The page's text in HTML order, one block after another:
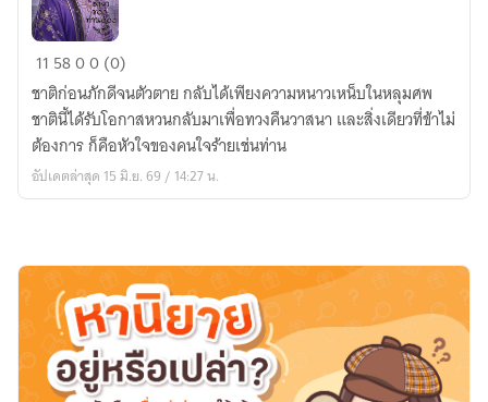
งอ
วี้
ครา
มิ
ขอ
เป็น
ชายา
อ๋อง
11 5800 (0)
ชาติก่อนภักดีจนตัวตาย กลับได้เพียงความหนาวเหน็บในหลุมศพ
ชาตินี้ได้รับโอกาสหวนกลับมาเพื่อทวงคืนวาสนา และสิ่งเดียวที่ข้าไม่
ต้องการ ก็คือหัวใจของคนใจร้ายเช่นท่าน
อัปเดตล่าสุด 15 มิ.ย. 69 / 14:27 น.